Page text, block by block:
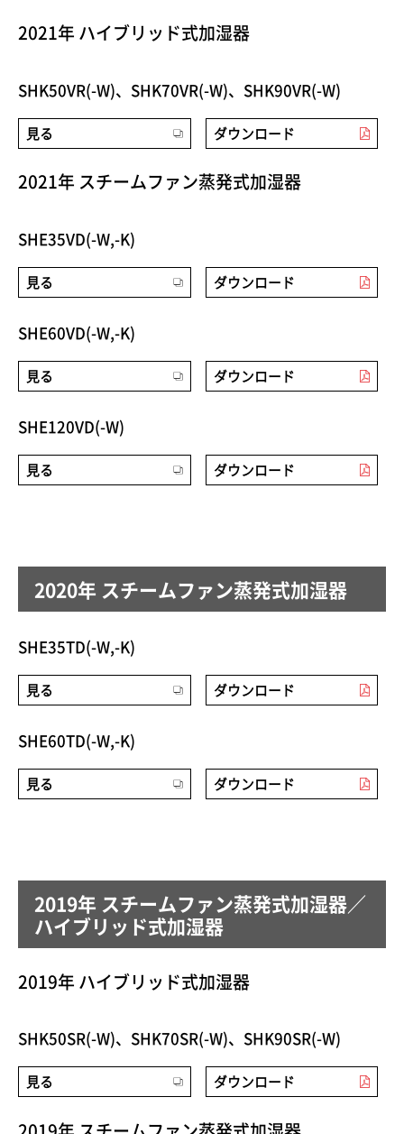
2021年 ハイブリッド式加湿器
SHK50VR(-W)、SHK70VR(-W)、SHK90VR(-W)
見る ダウンロード
2021年 スチームファン蒸発式加湿器
SHE35VD(-W,-K)
見る ダウンロード
SHE60VD(-W,-K)
見る ダウンロード
SHE120VD(-W)
見る ダウンロード
2020年 スチームファン蒸発式加湿器
SHE35TD(-W,-K)
見る ダウンロード
SHE60TD(-W,-K)
見る ダウンロード
2019年 スチームファン蒸発式加湿器／
ハイブリッド式加湿器
2019年 ハイブリッド式加湿器
SHK50SR(-W)、SHK70SR(-W)、SHK90SR(-W)
見る ダウンロード